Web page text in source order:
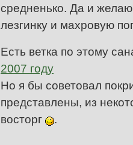
средненько. Да и
лезгинку и махровую
Есть ветка по этому
2007 году
Но я бы советовал
представлены, из
восторг
.